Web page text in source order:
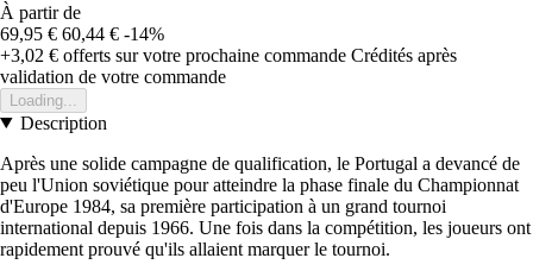
À partir de
69,95 € 60,44 € -14%
+3,02 € offerts sur votre prochaine commande Crédités après
validation de votre commande
Loading...
Description
Après une solide campagne de qualification, le Portugal a devancé de
peu l'Union soviétique pour atteindre la phase finale du Championnat
d'Europe 1984, sa première participation à un grand tournoi
international depuis 1966. Une fois dans la compétition, les joueurs ont
rapidement prouvé qu'ils allaient marquer le tournoi.